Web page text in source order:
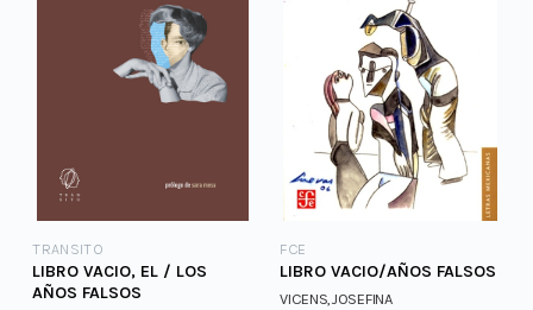
TRANSITO
LIBRO VACIO, EL / LOS
AÑOS FALSOS
FCE
LIBRO VACIO/AÑOS FALSOS
VICENS,JOSEFINA